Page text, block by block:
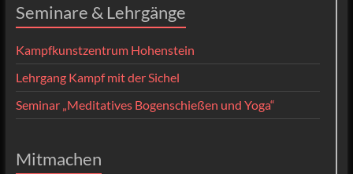
Seminare & Lehrgänge
Kampfkunstzentrum Hohenstein
Lehrgang Kampf mit der Sichel
Seminar „Meditatives Bogenschießen und Yoga“
Mitmachen